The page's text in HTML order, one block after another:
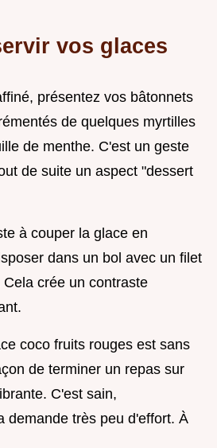
vos glaces
présentez vos bâtonnets
de quelques myrtilles
de menthe. C'est un geste
de suite un aspect "dessert
à couper la glace en
dans un bol avec un filet
crée un contraste
coco fruits rouges est sans
de terminer un repas sur
C'est sain,
demande très peu d'effort. À